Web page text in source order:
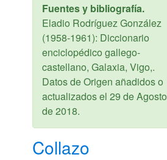
Fuentes y bibliografía.
Eladio Rodríguez González
(1958-1961): Diccionario
enciclopédico gallego-
castellano, Galaxia, Vigo,.
Datos de Origen añadidos o
actualizados el 29 de Agosto
de 2018.
Collazo